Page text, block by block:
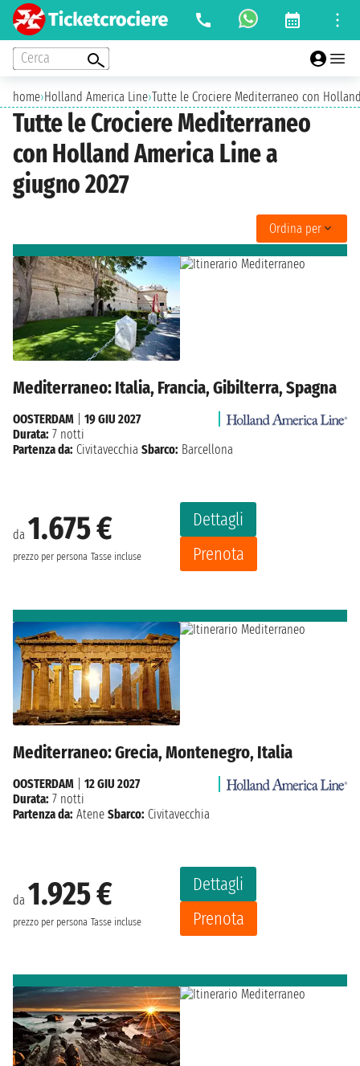
Cerca
home›Holland America Line›Tutte le Crociere Mediterraneo con
Tutte le Crociere Mediterraneo
con Holland America Line a
giugno 2027
Ordina per
Mediterraneo: Italia, Francia, Gibilterra, Spagna
da 1.675 €
prezzo per persona Tasse incluse
Dettagli
Prenota
OOSTERDAM
19 GIU 2027
Durata: 7 notti
Partenza da: Civitavecchia Sbarco: Barcellona
Mediterraneo: Grecia, Montenegro, Italia
da 1.925 €
prezzo per persona Tasse incluse
Dettagli
Prenota
OOSTERDAM
12 GIU 2027
Durata: 7 notti
Partenza da: Atene Sbarco: Civitavecchia